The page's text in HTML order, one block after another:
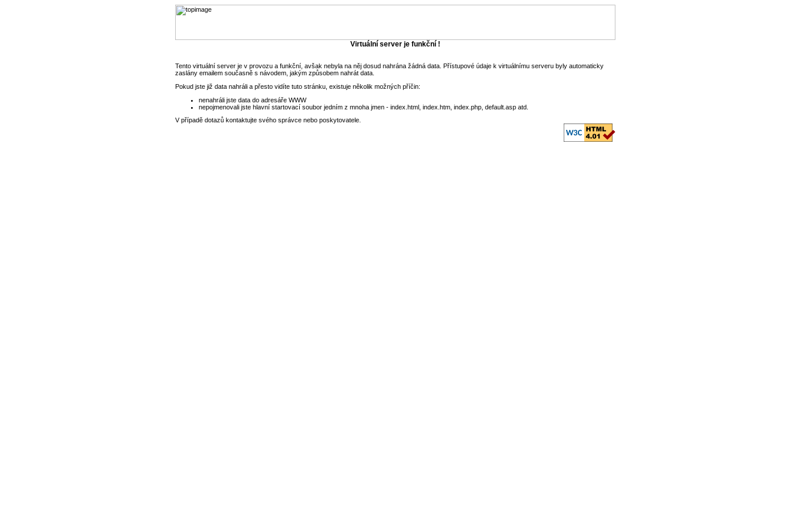
Virtuální server je funkční !
Tento virtuální server je v provozu a funkční, avšak nebyla na něj dosud nahrána žádná data. Přístupové údaje k virtuálnímu serveru byly automaticky
zaslány emailem současně s návodem, jakým způsobem nahrát data.
Pokud jste již data nahráli a přesto vidíte tuto stránku, existuje několik možných příčin:
nenahráli jste data do adresáře WWW
nepojmenovali jste hlavní startovací soubor jedním z mnoha jmen - index.html, index.htm, index.php, default.asp atd.
V případě dotazů kontaktujte svého správce nebo poskytovatele.